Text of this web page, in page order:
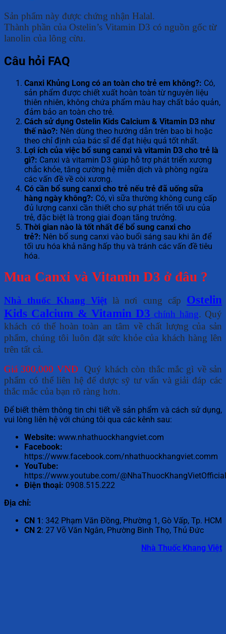
Sản phẩm này được chứng nhận Halal.
Thành phần của Ostelin’s Vitamin D3 có nguồn gốc từ
lanolin của lông cừu.
Câu hỏi FAQ
Canxi Khủng Long có an toàn cho trẻ em không?: Có,
sản phẩm được chiết xuất hoàn toàn từ nguyên liệu
thiên nhiên, không chứa phẩm màu hay chất bảo quản,
đảm bảo an toàn cho trẻ.
Cách sử dụng Ostelin Kids Calcium & Vitamin D3 như
thế nào?: Nên dùng theo hướng dẫn trên bao bì hoặc
theo chỉ định của bác sĩ để đạt hiệu quả tốt nhất.
Lợi ích của việc bổ sung canxi và vitamin D3 cho trẻ là
gì?: Canxi và vitamin D3 giúp hỗ trợ phát triển xương
chắc khỏe, tăng cường hệ miễn dịch và phòng ngừa
các vấn đề về còi xương.
Có cần bổ sung canxi cho trẻ nếu trẻ đã uống sữa
hàng ngày không?: Có, vì sữa thường không cung cấp
đủ lượng canxi cần thiết cho sự phát triển tối ưu của
trẻ, đặc biệt là trong giai đoạn tăng trưởng.
Thời gian nào là tốt nhất để bổ sung canxi cho
trẻ?: Nên bổ sung canxi vào buổi sáng sau khi ăn để
tối ưu hóa khả năng hấp thụ và tránh các vấn đề tiêu
hóa.
Mua Canxi và Vitamin D3 ở đâu ?
Nhà thuốc Khang Việtlà nơi cung cấp
Ostelin
Kids Calcium & Vitamin D3 chính hãng. Quý
khách có thể hoàn toàn an tâm về chất lượng của sản
phẩm, chúng tôi luôn đặt sức khỏe của khách hàng lên
trên tất cả.
Giá 300,000 VNĐ
Quý khách còn thắc mắc gì về sản
phẩm có thể liên hệ để dược sỹ tư vấn và giải đáp các
thắc mắc của bạn rõ ràng hơn.
Để biết thêm thông tin chi tiết về sản phẩm và cách sử dụng,
vui lòng liên hệ với chúng tôi qua các kênh sau:
Website: www.nhathuockhangviet.com
Facebook:
https://www.facebook.com/nhathuockhangviet.comm
YouTube:
https://www.youtube.com/
Điện thoại: 0908.515.222
Địa chỉ:
CN 1: 342 Phạm Văn Đồng, Phường 1, Gò Vấp, Tp. HCM
CN 2: 27 Võ Văn Ngân, Phường Bình Thọ, Thủ Đức
Nhà Thuốc Khang Việt